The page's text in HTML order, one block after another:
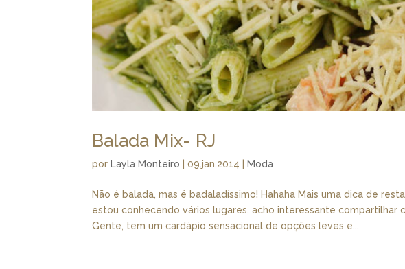
Balada Mix- RJ
por Layla Monteiro |09.jan.2014 Moda
Não é balada, mas é badaladíssimo! Hahaha Mais uma dica de
estou conhecendo vários lugares, acho interessante compartilhar
Gente, tem um cardápio sensacional de opções leves e...